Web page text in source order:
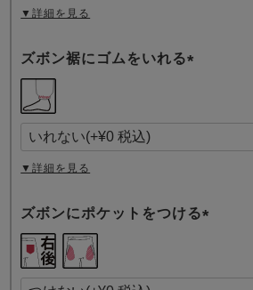
▼詳細を見る
ズボン裾にゴムをいれる
須
)
▼詳細を見る
ズボンにポケットをつける
須